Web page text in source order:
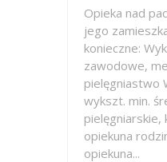
Opieka nad
jego
konieczne:
zawodowe,
pielęgniastwo
wykszt. min.
pielęgniarskie,
opiekuna
opiekuna...